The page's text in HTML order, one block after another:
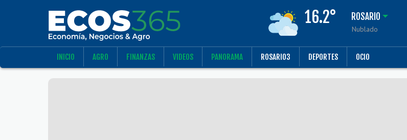
16.2° ROSARIO
Nublado
INICIO AGRO FINANZAS VIDEOS PANORAMA ROSARIO3 DEPORTES OCIO